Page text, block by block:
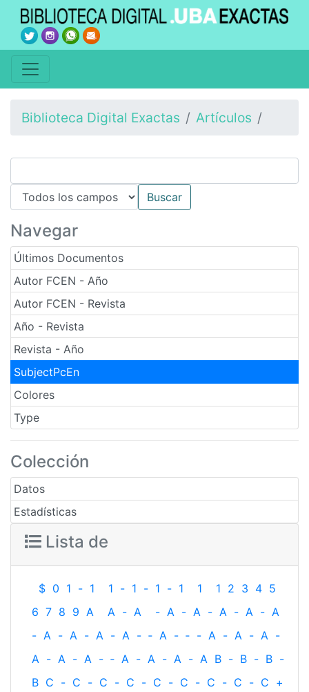
Biblioteca Digital Exactas Artículos
Navegar
Últimos Documentos
Autor FCEN - Año
Autor FCEN - Revista
Año - Revista
Revista - Año
SubjectPcEn
Colores
Type
Colección
Datos
Estadísticas
Lista de
$ 0 1 - 1 1 - 1 - 1 - 1 1 1 2 3 4 5
6 7 8 9 A A - A - A - A - A - A - A
- A - A - A - A - ‐ A - ‐ - A - A - A -
A - A - A - ‐ A - A - A - A B - B - B -
B C - C - C - C - C - C - C - C - C +